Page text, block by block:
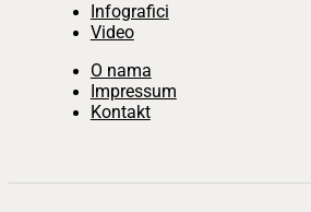
Infografici
Video
O nama
Impressum
Kontakt